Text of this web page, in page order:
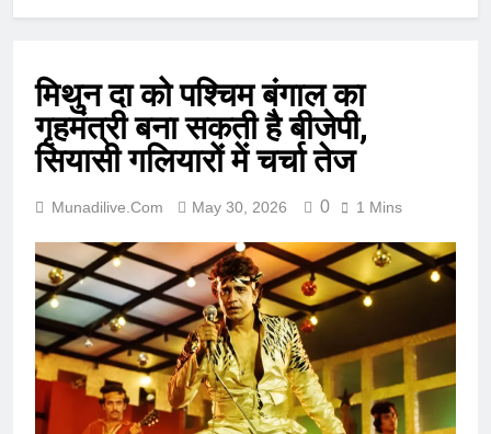
मिथुन दा को पश्चिम बंगाल का
गृहमंत्री बना सकती है बीजेपी,
सियासी गलियारों में चर्चा तेज
Munadilive.com May 30, 2026 0 1 Mins